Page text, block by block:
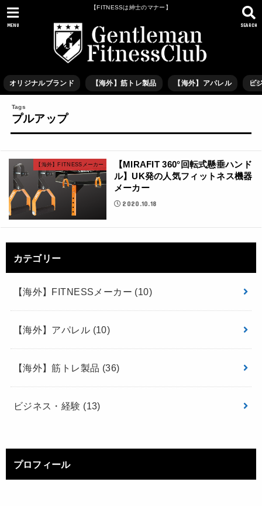
【FITNESSは紳士のマナー】
SEARCH
MENU
オリジナルブランド 【海外】筋トレ製品 【海外】アパレル ビ
プルアップ
【海外】FITNESSメーカー
【MIRAFIT 360°回転式懸垂ハンド
ル】UK発の人気フィットネス機器
メーカー
2020.10.18
カテゴリー
【海外】FITNESSメーカー (10)
【海外】アパレル (10)
【海外】筋トレ製品 (36)
ビジネス・経験 (13)
プロフィール